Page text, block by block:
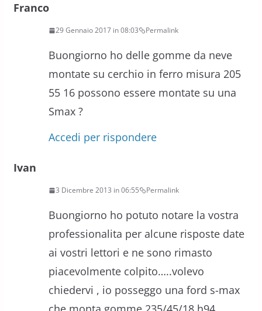
Franco
29 Gennaio 2017 in 08:03 Permalink
Buongiorno ho delle gomme da neve
montate su cerchio in ferro misura 205
55 16 possono essere montate su una
Smax ?
Accedi per rispondere
Ivan
3 Dicembre 2013 in 06:55 Permalink
Buongiorno ho potuto notare la vostra
professionalita per alcune risposte date
ai vostri lettori e ne sono rimasto
piacevolmente colpito…..volevo
chiedervi , io posseggo una ford s-max